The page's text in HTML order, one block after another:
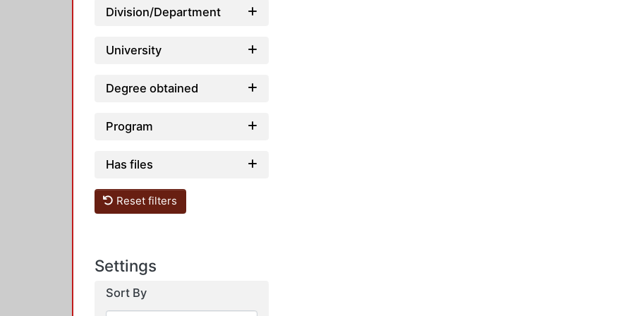
Division/Department
University
Degree obtained
Program
Has files
Reset filters
Settings
Sort By